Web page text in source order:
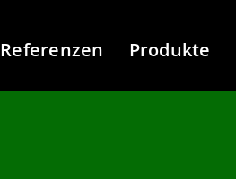
Referenzen Produkte